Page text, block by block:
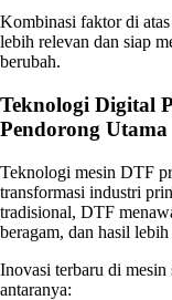
Kombinasi faktor di
lebih relevan dan siap
berubah.
Teknologi Digital
Pendorong Utama
Teknologi mesin DTF
transformasi industri
tradisional, DTF
beragam, dan hasil lebih
Inovasi terbaru di
antaranya: